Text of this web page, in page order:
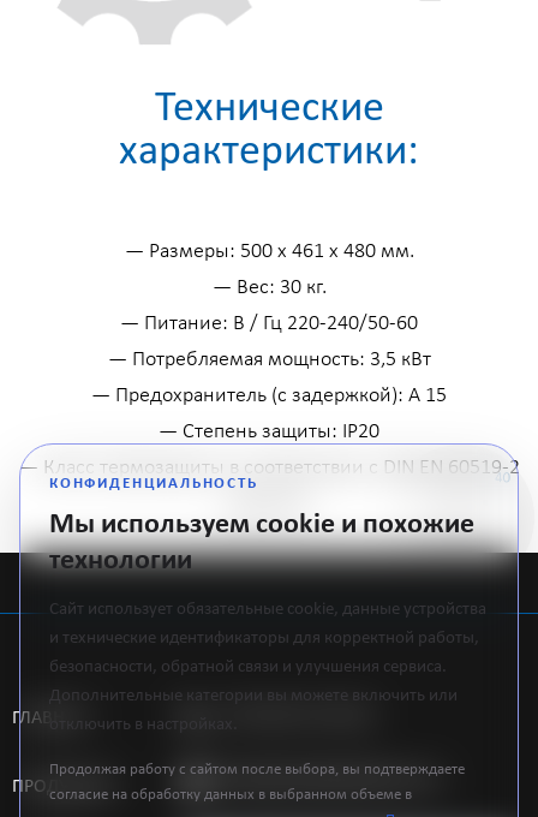
Технические
характеристики:
— Размеры: 500 х 461 х 480 мм.
— Вес: 30 кг.
— Питание: В / Гц 220-240/50-60
— Потребляемая мощность: 3,5 кВт
— Предохранитель (с задержкой): A 15
— Степень защиты: IP20
— Класс термозащиты в соответствии с DIN EN 60519-2
ГЛАВНАЯ
ПРОДУКЦИЯ INFO@AMANNGIRRBACH.BY
КОНФИДЕНЦИАЛЬНОСТЬ
Мы используем cookie и похожие
технологии
Сайт использует обязательные cookie, данные устройства
и технические идентификаторы для корректной работы,
безопасности, обратной связи и улучшения сервиса.
Дополнительные категории вы можете включить или
отключить в настройках.
Продолжая работу с сайтом после выбора, вы подтверждаете
согласие на обработку данных в выбранном объеме в